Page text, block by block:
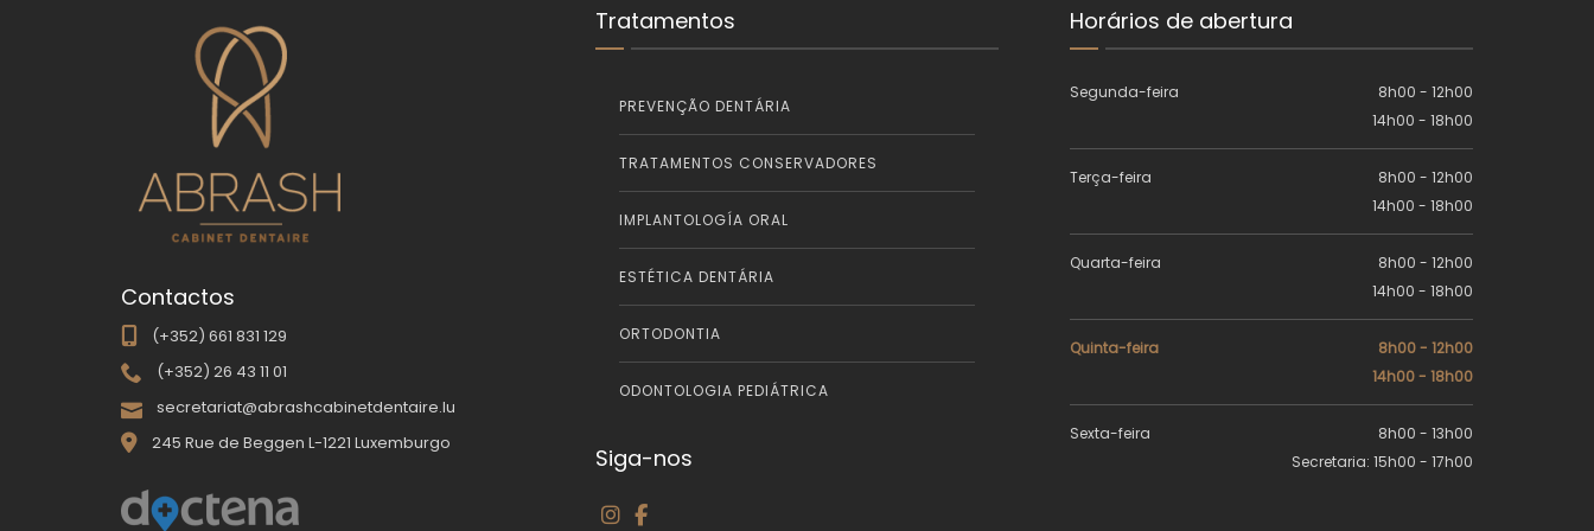
Contactos
(+352) 661 831 129
(+352) 26 43 11 01
secretariat@abrashcabinetdentaire.lu
245 Rue de Beggen L-1221 Luxemburgo
Tratamentos
PREVENÇÃO DENTÁRIA
TRATAMENTOS CONSERVADORES
IMPLANTOLOGÍA ORAL
ESTÉTICA DENTÁRIA
ORTODONTIA
ODONTOLOGIA PEDIÁTRICA
Siga-nos
Horários de abertura
Segunda-feira
8h00 - 12h00
14h00 - 18h00
Terça-feira
8h00 - 12h00
14h00 - 18h00
Quarta-feira
8h00 - 12h00
14h00 - 18h00
Quinta-feira
8h00 - 12h00
14h00 - 18h00
Sexta-feira
8h00 - 13h00
Secretaria: 15h00 - 17h00